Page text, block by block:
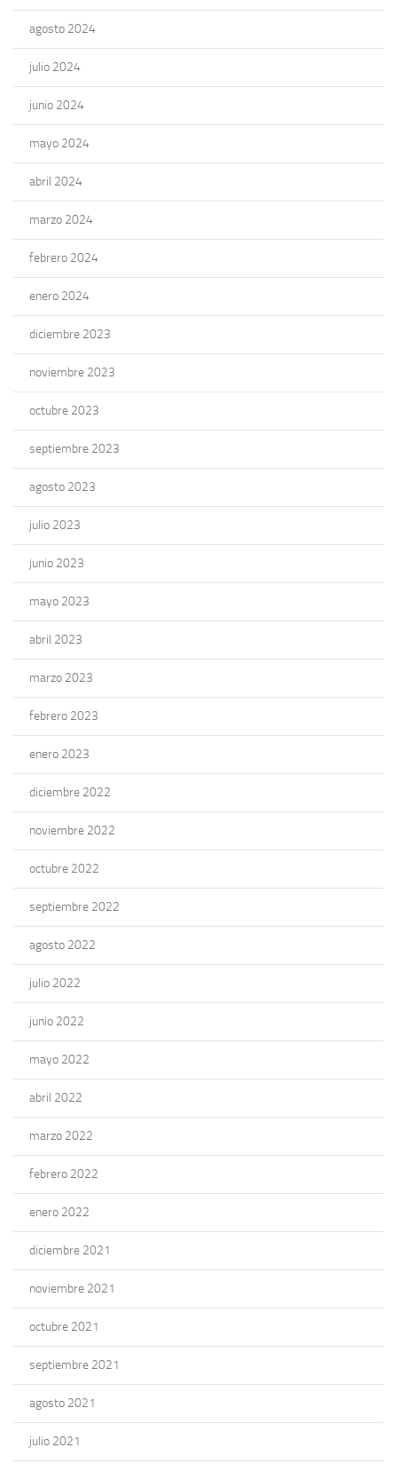
agosto 2024
julio 2024
junio 2024
mayo 2024
abril 2024
marzo 2024
febrero 2024
enero 2024
diciembre 2023
noviembre 2023
octubre 2023
septiembre 2023
agosto 2023
julio 2023
junio 2023
mayo 2023
abril 2023
marzo 2023
febrero 2023
enero 2023
diciembre 2022
noviembre 2022
octubre 2022
septiembre 2022
agosto 2022
julio 2022
junio 2022
mayo 2022
abril 2022
marzo 2022
febrero 2022
enero 2022
diciembre 2021
noviembre 2021
octubre 2021
septiembre 2021
agosto 2021
julio 2021